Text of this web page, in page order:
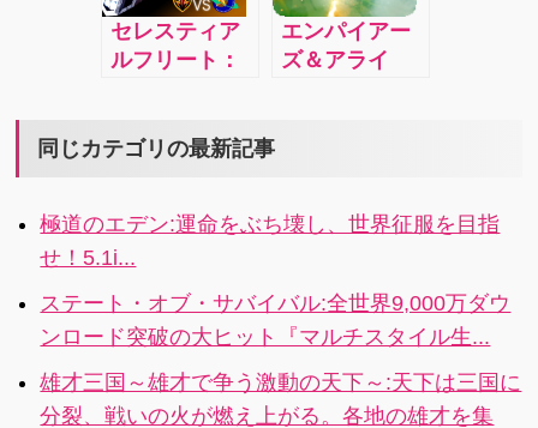
宇宙人がやっ
てくるので、
そこを様々な
尽にし、いろ
を集めちゃお
うっていうゲ
ームです。
産品も手に入
れるというゲ
ーム。ちらっ
オマージュも
す。
セレスティア
ルフリート：
格宇宙艦隊バ
エンパイアー
ズ＆アライ
ながら世界征
まったく新し
い近代戦略ゲ
ーム
同じカテゴリの最新記事
極道のエデン:運命をぶち壊し、世界征服を目指
せ！5.1i...
ステート・オブ・サバイバル:全世界9,000万ダウ
ンロード突破の大ヒット『マルチスタイル生...
雄才三国～雄才で争う激動の天下～:天下は三国に
分裂、戦いの火が燃え上がる。各地の雄才を集